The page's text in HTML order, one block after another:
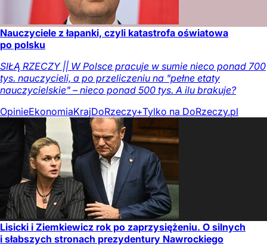
Nauczyciele z łapanki, czyli katastrofa oświatowa
po polsku
SIŁĄ RZECZY || W Polsce pracuje w sumie nieco ponad 700
tys. nauczycieli, a po przeliczeniu na "pełne etaty
nauczycielskie" – nieco ponad 500 tys. A ilu brakuje?
OpinieEkonomiaKrajDoRzeczy+Tylko na DoRzeczy.pl
Lisicki i Ziemkiewicz rok po zaprzysiężeniu. O silnych
i słabszych stronach prezydentury Nawrockiego